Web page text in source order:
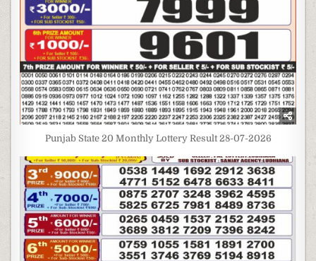
Punjab State 20 Monthly Lottery Result 28-07-2026